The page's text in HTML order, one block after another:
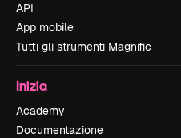
API
App mobile
Tutti gli strumenti Magnific
Inizia
Academy
Documentazione